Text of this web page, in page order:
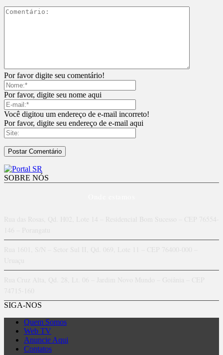
Por favor digite seu comentário!
Por favor, digite seu nome aqui
Você digitou um endereço de e-mail incorreto!
Por favor, digite seu endereço de e-mail aqui
SOBRE NÓS
SIGA-NOS
Quem Somos
Web TV
Anuncie Aqui
Contatos